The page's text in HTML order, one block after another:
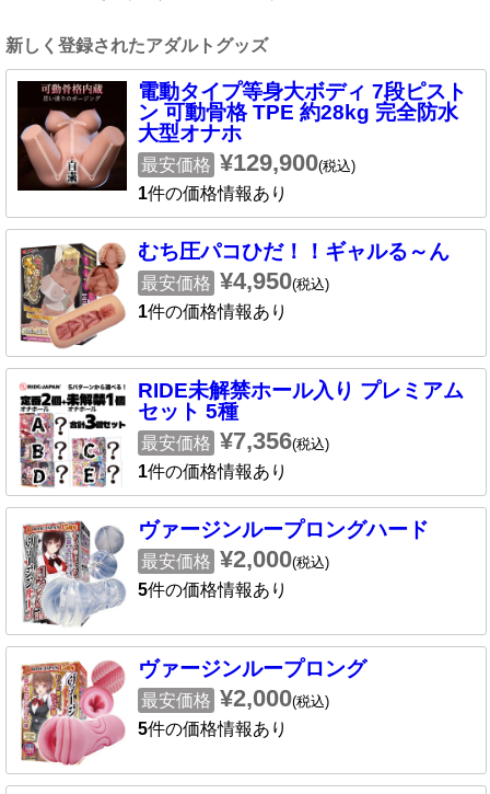
新しく登録されたアダルトグッズ
電動タイプ等身大ボディ 7段ピスト
ン 可動骨格 TPE 約28kg 完全防水
大型オナホ
最安価格 ¥129,900(税込)
1件の価格情報あり
むち圧パコひだ！！ギャルる～ん
最安価格 ¥4,950(税込)
1件の価格情報あり
RIDE未解禁ホール入り プレミアム
セット 5種
最安価格 ¥7,356(税込)
1件の価格情報あり
ヴァージンループロングハード
最安価格 ¥2,000(税込)
5件の価格情報あり
ヴァージンループロング
最安価格 ¥2,000(税込)
5件の価格情報あり